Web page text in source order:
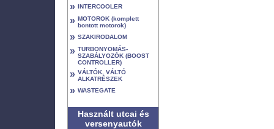
» INTERCOOLER
» MOTOROK (komplett
bontott motorok)
» SZAKIRODALOM
» TURBONYOMÁS-
SZABÁLYOZÓK (BOOST
CONTROLLER)
» VÁLTÓK, VÁLTÓ
ALKATRÉSZEK
» WASTEGATE
Használt utcai és
versenyautók